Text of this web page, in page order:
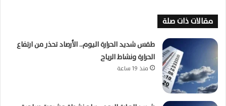
مقالات ذات صلة
طقس شديد الحرارة اليوم.. الأرصاد تحذر من ارتفاع
الحرارة ونشاط الرياح
منذ 19 ساعة